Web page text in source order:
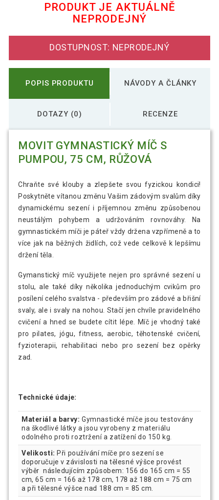
PRODUKT JE AKTUÁLNĚ
NEPRODEJNÝ
DOSTUPNOST: NEPRODEJNÝ
POPIS PRODUKTU NÁVODY A ČLÁNKY
DOTAZY (0) RECENZE
MOVIT GYMNASTICKÝ MÍČ S
PUMPOU, 75 CM, RŮŽOVÁ
Chraňte své klouby a zlepšete svou fyzickou kondici!
Poskytněte vítanou změnu Vašim zádovým svalům díky
dynamickému sezení i příjemnou změnu způsobenou
neustálým pohybem a udržováním rovnováhy. Na
gymnastickém míči je páteř vždy držena vzpřímeně a to
více jak na běžných židlích, což vede celkově k lepšímu
držení těla.
Gymanstický míč využijete nejen pro správné sezení u
stolu, ale také díky několika jednoduchým cvikům pro
posílení celého svalstva - především pro zádové a břišní
svaly, ale i svaly na nohou. Stačí jen chvíle pravidelného
cvičení a hned se budete cítit lépe. Míč je vhodný také
pro pilates, jógu, fitness, aerobic, těhotenské cvičení,
fyzioterapii, rehabilitaci nebo pro sezení bez opěrky
zad.
Technické údaje:
Materiál a barvy: Gymnastické míče jsou testovány
na škodlivé látky a jsou vyrobeny z materiálu
odolného proti roztržení a zatížení do 150 kg.
Velikosti: Při používání míče pro sezení se
doporučuje v závislosti na tělesné výšce provést
výběr následujícím způsobem: 156 do 165 cm = 55
cm, 65 cm = 166 až 178 cm, 178 až 188 cm = 75 cm
a při tělesné výšce nad 188 cm = 85 cm.